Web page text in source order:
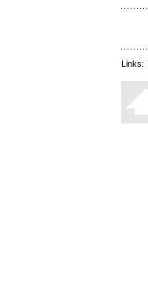
Links: